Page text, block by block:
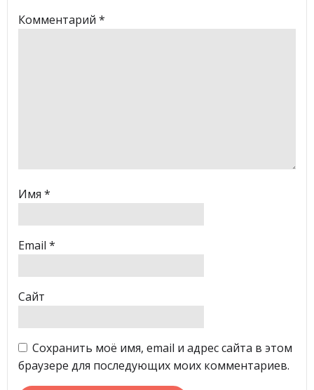
Комментарий *
Имя *
Email *
Сайт
Сохранить моё имя, email и адрес сайта в этом
браузере для последующих моих комментариев.